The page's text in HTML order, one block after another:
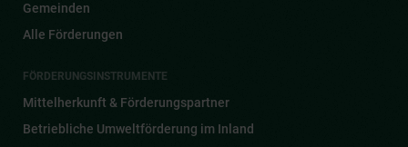
Gemeinden
Alle Förderungen
FÖRDERUNGSINSTRUMENTE
Mittelherkunft & Förderungspartner
Betriebliche Umweltförderung im Inland